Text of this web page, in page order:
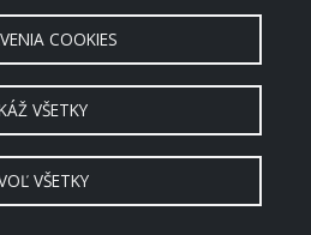
2006 - 2026 by crevko
COOKIES
VŠETKY
VŠETKY